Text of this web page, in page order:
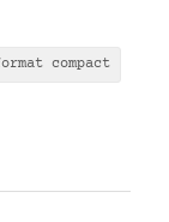
compact